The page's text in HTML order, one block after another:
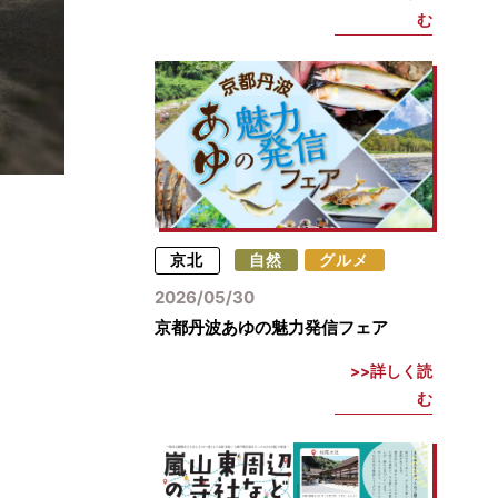
む
京北 自然 グルメ
2026/05/30
京都丹波あゆの魅力発信フェア
詳しく読
む